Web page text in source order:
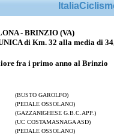
- BRINZIO (VA)
di Km. 32 alla media di
fra i primo anno al Brinzio
(BUSTO GAROLFO)
(PEDALE OSSOLANO)
(GAZZANIGHESE G.B.C.APP.)
(UC COSTAMASNAGA ASD)
(PEDALE OSSOLANO)